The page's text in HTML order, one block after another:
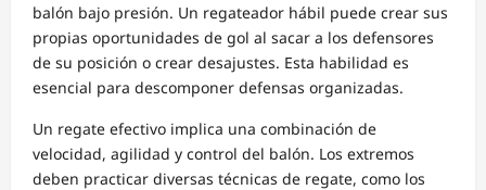
balón bajo presión. Un regateador hábil puede crear sus
propias oportunidades de gol al sacar a los defensores
de su posición o crear desajustes. Esta habilidad es
esencial para descomponer defensas organizadas.
Un regate efectivo implica una combinación de
velocidad, agilidad y control del balón. Los extremos
deben practicar diversas técnicas de regate, como los